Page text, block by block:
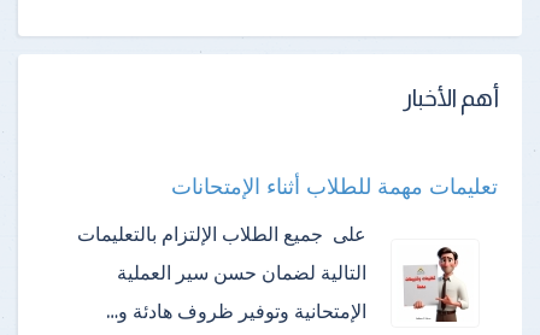
أهم الأخبار
تعليمات مهمة للطلاب أثناء الإمتحانات
على جميع الطلاب الإلتزام بالتعليمات
التالية لضمان حسن سير العملية
الإمتحانية وتوفير ظروف هادئة و…